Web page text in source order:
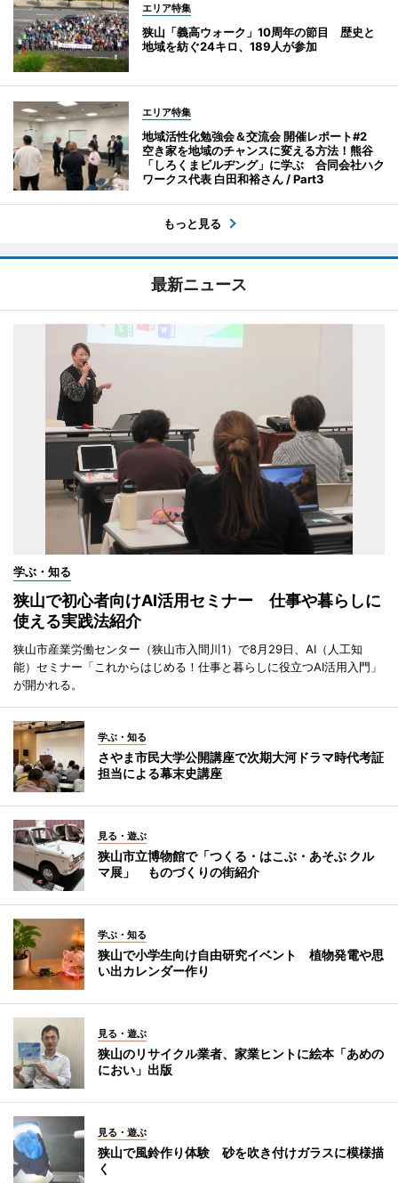
エリア特集
狭山「義高ウォーク」10周年の節目 歴史と
地域を紡ぐ24キロ、189人が参加
エリア特集
地域活性化勉強会＆交流会 開催レポート#2
空き家を地域のチャンスに変える方法！熊谷
「しろくまビルヂング」に学ぶ 合同会社ハク
ワークス代表 白田和裕さん / Part3
もっと見る
最新ニュース
学ぶ・知る
狭山で初心者向けAI活用セミナー 仕事や暮らしに
使える実践法紹介
狭山市産業労働センター（狭山市入間川1）で8月29日、AI（人工知
能）セミナー「これからはじめる！仕事と暮らしに役立つAI活用入門」
が開かれる。
学ぶ・知る
さやま市民大学公開講座で次期大河ドラマ時代考証
担当による幕末史講座
見る・遊ぶ
狭山市立博物館で「つくる・はこぶ・あそぶ クル
マ展」 ものづくりの街紹介
学ぶ・知る
狭山で小学生向け自由研究イベント 植物発電や思
い出カレンダー作り
見る・遊ぶ
狭山のリサイクル業者、家業ヒントに絵本「あめの
におい」出版
見る・遊ぶ
狭山で風鈴作り体験 砂を吹き付けガラスに模様描
く